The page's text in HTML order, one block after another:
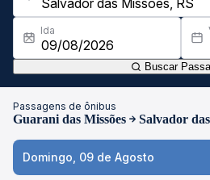
Ida
Buscar
Passagens de ônibus
Guarani das Missões Salvador
Domingo, 09 de Agosto